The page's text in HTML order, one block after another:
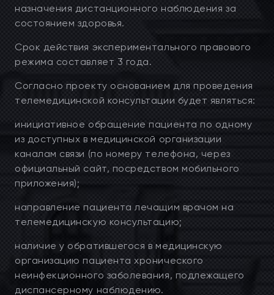
назначения дистанционного наблюдения за
состоянием здоровья.
Срок действия экспериментального правового
режима составляет 3 года.
Согласно проекту основанием для проведения
телемедицинской консультации будет являться:
инициативное обращение пациента по одному
из доступных в медицинской организации
каналам связи (по номеру телефона, через
официальный сайт, посредством мобильного
приложения);
направление пациента лечащим врачом на
телемедицинскую консультацию;
наличие у обратившегося в медицинскую
организацию пациента хронического
неинфекционного заболевания, подлежащего
диспансерному наблюдению.